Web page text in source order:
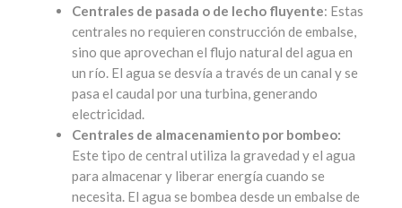
Centrales de pasada o de lecho fluyente: Estas
centrales no requieren construcción de embalse,
sino que aprovechan el flujo natural del agua en
un río. El agua se desvía a través de un canal y se
pasa el caudal por una turbina, generando
electricidad.
Centrales de almacenamiento por bombeo:
Este tipo de central utiliza la gravedad y el agua
para almacenar y liberar energía cuando se
necesita. El agua se bombea desde un embalse de